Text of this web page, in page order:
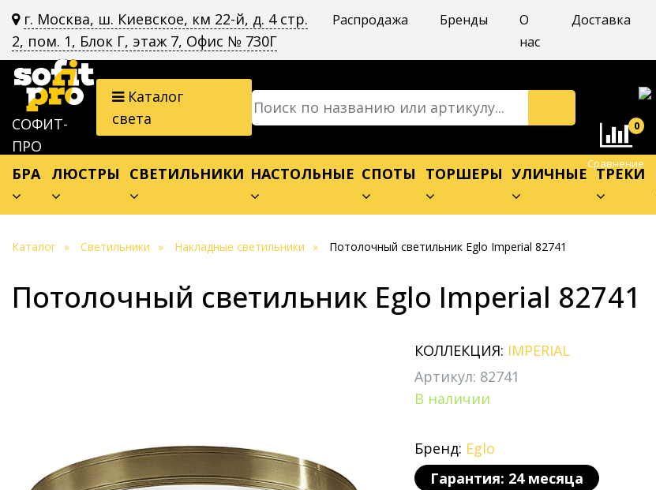
г. Москва, ш. Киевское, км 22-й, д. 4 стр.
2, пом. 1, Блок Г, этаж 7, Офис № 730Г
Распродажа Бренды
О
нас
Доставка
СОФИТ-
ПРО
Каталог
света
0
Сравнение
БРА ЛЮСТРЫ СВЕТИЛЬНИКИ НАСТОЛЬНЫЕ СПОТЫ ТОРШЕРЫ УЛИЧНЫЕ ТРЕКИ
Каталог Светильники Накладные светильники Потолочный светильник Eglo Imperial 82741
Потолочный светильник Eglo Imperial 82741
КОЛЛЕКЦИЯ: IMPERIAL
Артикул: 82741
В наличии
Бренд: Eglo
Гарантия: 24 месяца